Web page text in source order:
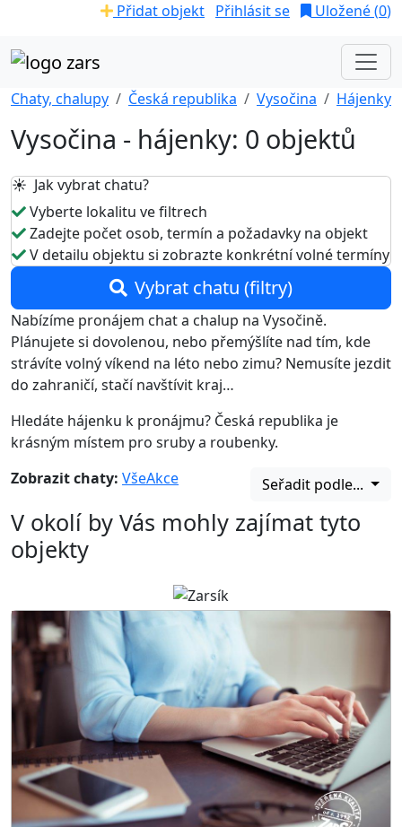
Přidat objekt Přihlásit se Uložené (0)
Chaty, chalupy Česká republika Vysočina Hájenky
Vysočina - hájenky: 0 objektů
☀️ Jak vybrat chatu?
Vyberte lokalitu ve filtrech
Zadejte počet osob, termín a požadavky na objekt
V detailu objektu si zobrazte konkrétní volné termíny
Vybrat chatu (filtry)
Nabízíme pronájem chat a chalup na Vysočině.
Plánujete si dovolenou, nebo přemýšlíte nad tím, kde
strávíte volný víkend na léto nebo zimu? Nemusíte jezdit
do zahraničí, stačí navštívit kraj…
Hledáte hájenku k pronájmu? Česká republika je
krásným místem pro sruby a roubenky.
Zobrazit chaty: VšeAkce Seřadit podle...
V okolí by Vás mohly zajímat tyto
objekty